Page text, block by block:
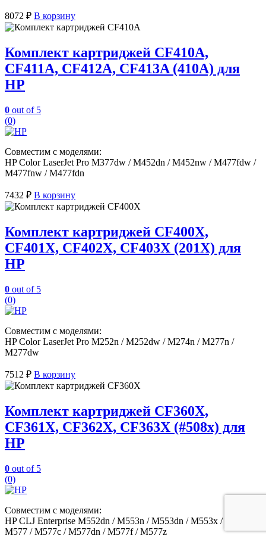
8072 ₽ В корзину
Комплект картриджей CF410A,
CF411A, CF412A, CF413A (410A) для
HP
0 out of 5
(0)
Совместим с моделями:
HP Color LaserJet Pro M377dw / M452dn / M452nw / M477fdw /
M477fnw / M477fdn
7432 ₽ В корзину
Комплект картриджей CF400X,
CF401X, CF402X, CF403X (201X) для
HP
0 out of 5
(0)
Совместим с моделями:
HP Color LaserJet Pro M252n / M252dw / M274n / M277n /
M277dw
7512 ₽ В корзину
Комплект картриджей CF360X,
CF361X, CF362X, CF363X (#508x) для
HP
0 out of 5
(0)
Совместим с моделями:
HP CLJ Enterprise M552dn / M553n / M553dn / M553x / MFP
M577 / M577c / M577dn / M577f / M577z